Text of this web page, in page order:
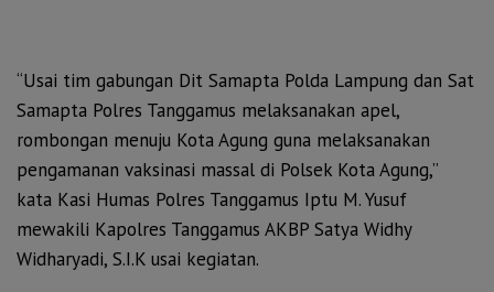
“Usai tim gabungan Dit Samapta Polda Lampung dan Sat
Samapta Polres Tanggamus melaksanakan apel,
rombongan menuju Kota Agung guna melaksanakan
pengamanan vaksinasi massal di Polsek Kota Agung,”
kata Kasi Humas Polres Tanggamus Iptu M. Yusuf
mewakili Kapolres Tanggamus AKBP Satya Widhy
Widharyadi, S.I.K usai kegiatan.